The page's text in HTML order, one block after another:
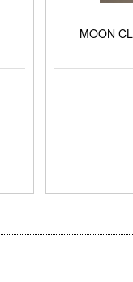
MOON